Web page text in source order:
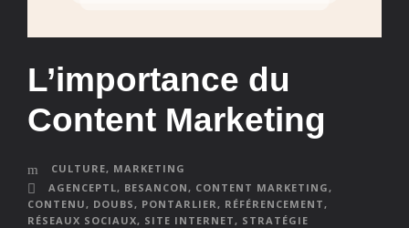
L’importance du
Content Marketing
CULTURE, MARKETING
AGENCEPTL, BESANCON, CONTENT MARKETING,
CONTENU, DOUBS, PONTARLIER, RÉFÉRENCEMENT,
RÉSEAUX SOCIAUX, SITE INTERNET, STRATÉGIE